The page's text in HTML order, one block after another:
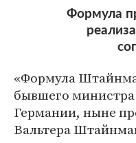
Формула
«Формула
бывшего
Германии, ныне
Вальтера